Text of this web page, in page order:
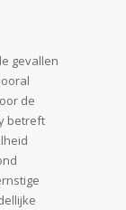
gevallen
de
betreft